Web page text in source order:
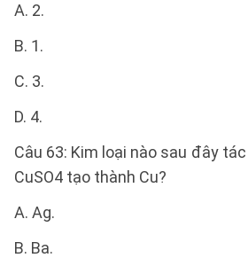
A. 2.
B. 1.
C. 3.
D. 4.
Câu 63: Kim loại nào sau đây
CuSO4 tạo thành Cu?
A. Ag.
B. Ba.